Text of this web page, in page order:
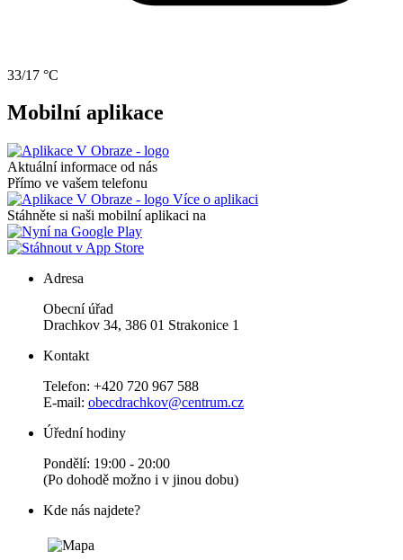
33/17 °C
Mobilní aplikace
Aktuální informace od nás
Přímo ve vašem telefonu
Více o aplikaci
Stáhněte si naši mobilní aplikaci na
Adresa
Obecní úřad
Drachkov 34, 386 01 Strakonice 1
Kontakt
Telefon: +420 720 967 588
E-mail: obecdrachkov@centrum.cz
Úřední hodiny
Pondělí: 19:00 - 20:00
(Po dohodě možno i v jinou dobu)
Kde nás najdete?